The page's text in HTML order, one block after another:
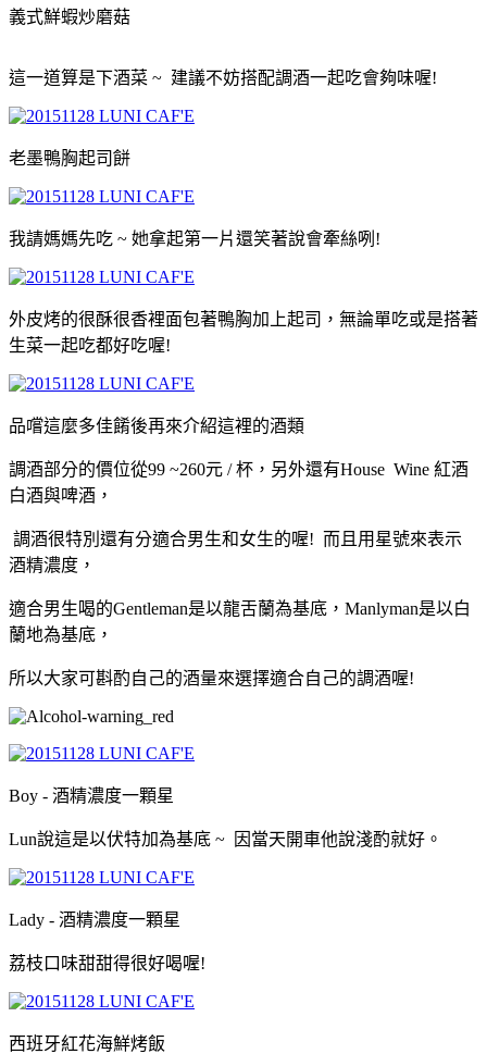
義式鮮蝦炒磨菇
這一道算是下酒菜 ~ 建議不妨搭配調酒一起吃會夠味喔!
老墨鴨胸起司餅
我請媽媽先吃 ~ 她拿起第一片還笑著說會牽絲咧!
外皮烤的很酥很香裡面包著鴨胸加上起司，無論單吃或是搭著
生菜一起吃都好吃喔!
品嚐這麼多佳餚後再來介紹這裡的酒類
調酒部分的價位從99 ~260元 / 杯 ，另外還有House Wine 紅酒
白酒與啤酒 ，
調酒很特別還有分適合男生和女生的喔! 而且用星號來表示
酒精濃度 ，
適合男生喝的Gentleman是以龍舌蘭為基底 ， Manlyman是以白
蘭地為基底 ，
所以大家可斟酌自己的酒量來選擇適合自己的調酒喔!
Boy - 酒精濃度一顆星
Lun說這是以伏特加為基底 ~ 因當天開車他說淺酌就好 。
Lady - 酒精濃度一顆星
荔枝口味甜甜得很好喝喔!
西班牙紅花海鮮烤飯